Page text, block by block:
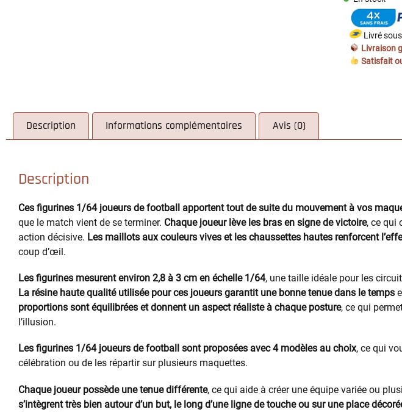
Livré sous
Livraison
Satisfait
Description Informations complémentaires Avis (0)
Description
Ces figurines 1/64 joueurs de football apportent tout de suite du mouvement à vos
que le match vient de se terminer. Chaque joueur lève les bras en signe de victoire, ce qui
action décisive. Les maillots aux couleurs vives et les chaussettes hautes renforcent
coup d’œil.
Les figurines mesurent environ 2,8 à 3 cm en échelle 1/64, une taille idéale pour les
La résine haute qualité utilisée pour ces joueurs garantit une bonne tenue dans le temps
proportions sont équilibrées et donnent un aspect réaliste à chaque posture, ce qui
l’illusion.
Les figurines 1/64 joueurs de football sont proposées avec 4 modèles au choix, ce qui
célébration ou de les répartir sur plusieurs maquettes.
Chaque joueur possède une tenue différente, ce qui aide à créer une équipe variée ou
s’intègrent très bien autour d’un but, le long d’une ligne de touche ou sur une place